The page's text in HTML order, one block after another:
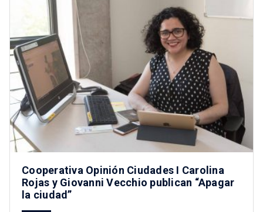
Cooperativa Opinión Ciudades I Carolina
Rojas y Giovanni Vecchio publican “Apagar
la ciudad”